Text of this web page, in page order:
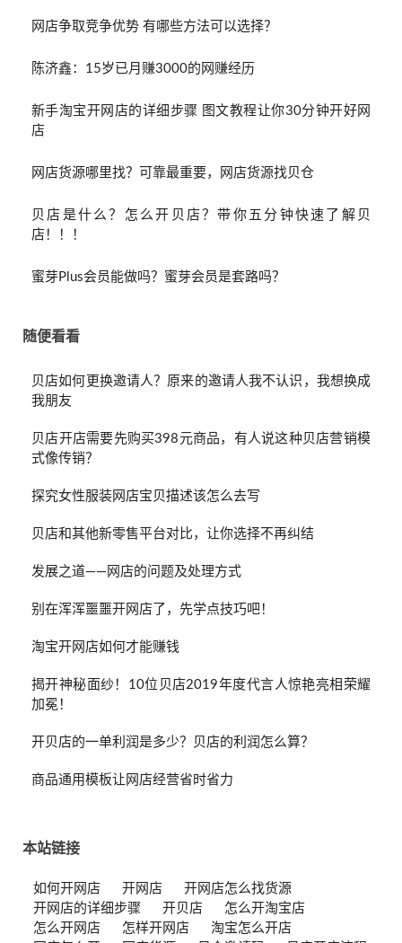
网店争取竞争优势 有哪些方法可以选择？
陈济鑫：15岁已月赚3000的网赚经历
新手淘宝开网店的详细步骤 图文教程让你30分钟开好网
店
网店货源哪里找？可靠最重要，网店货源找贝仓
贝店是什么？怎么开贝店？带你五分钟快速了解贝
店！！！
蜜芽Plus会员能做吗？蜜芽会员是套路吗？
随便看看
贝店如何更换邀请人？原来的邀请人我不认识，我想换成
我朋友
贝店开店需要先购买398元商品，有人说这种贝店营销模
式像传销？
探究女性服装网店宝贝描述该怎么去写
贝店和其他新零售平台对比，让你选择不再纠结
发展之道——网店的问题及处理方式
别在浑浑噩噩开网店了，先学点技巧吧！
淘宝开网店如何才能赚钱
揭开神秘面纱！10位贝店2019年度代言人惊艳亮相荣耀
加冕！
开贝店的一单利润是多少？贝店的利润怎么算？
商品通用模板让网店经营省时省力
本站链接
如何开网店 开网店
开网店怎么找货源
开网店的详细步骤
开贝店
怎么开淘宝店
怎么开网店
怎样开网店
淘宝怎么开店